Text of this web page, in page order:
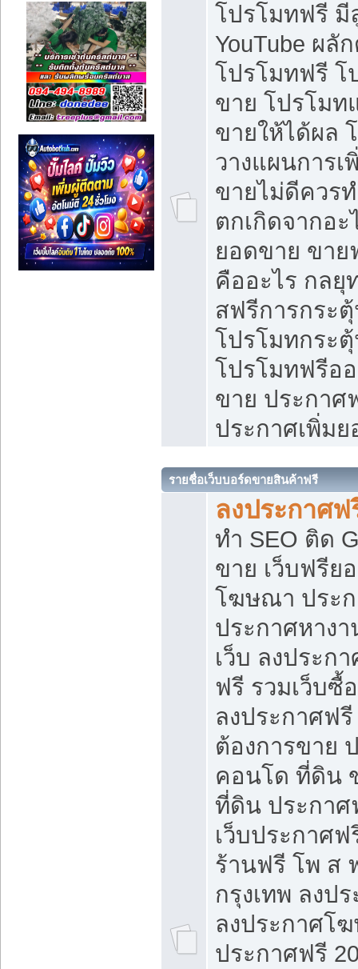
โปรโมทฟรี มี
YouTube ผลั
โปรโมทฟรี โ
ขาย โปรโมท
ขายให้ได้ผล
วางแผนการ
ขายไม่ดีควร
ตกเกิดจากอะ
ยอดขาย ขาย
คืออะไร กลยุ
สฟรีการกระ
โปรโมทกระ
โปรโมทฟรีอ
ขาย ประกาศ
ประกาศเพิ่ม
รายชื่อเว็บบอร์ดขายสินค้าฟรี
ลงประกาศฟ
ทำ SEO ติด
ขาย เว็บฟรีย
โฆษณา ประ
ประกาศหาง
เว็บ ลงประก
ฟรี รวมเว็บซื้
ลงประกาศฟ
ต้องการขาย
คอนโด ที่ดิน
ที่ดิน ประกา
เว็บประกาศ
ร้านฟรี โพ ส
กรุงเทพ ลงป
ลงประกาศโ
ประกาศฟรี